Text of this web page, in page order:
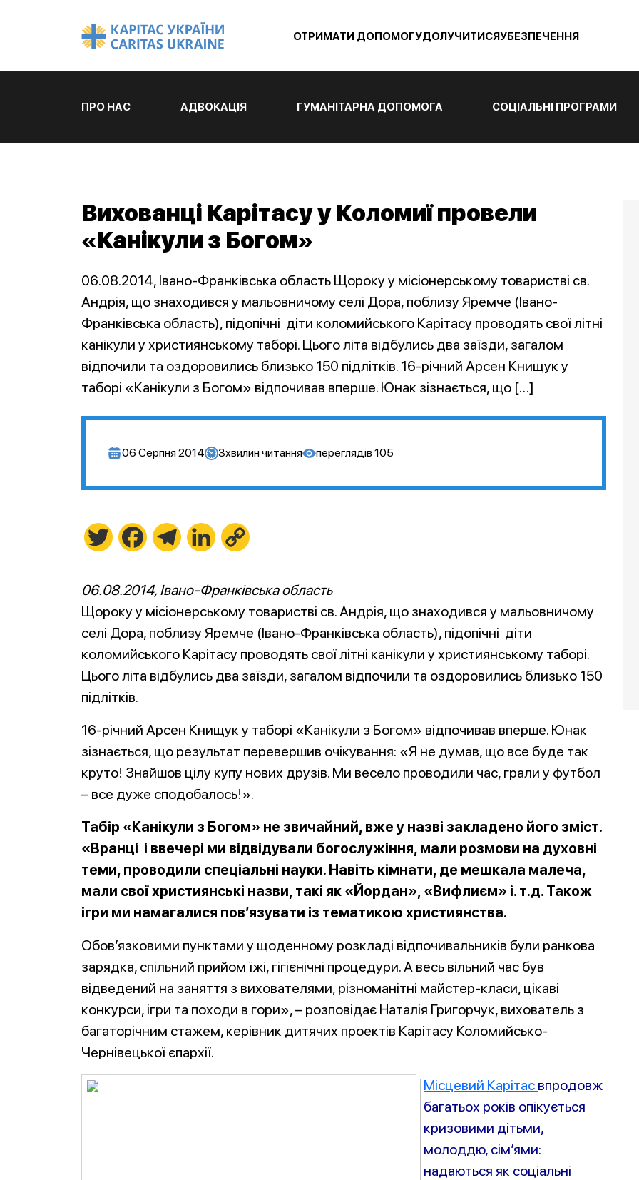
ОТРИМАТИ ДОПОМОГУДОЛУЧИТИСЯУБЕЗПЕЧЕННЯ
ПРО НАС АДВОКАЦІЯ ГУМАНІТАРНА ДОПОМОГА СОЦІАЛЬНІ ПРОГРАМИ
Вихованці Карітасу у Коломиї провели
«Канікули з Богом»
06.08.2014, Івано-Франківська область Щороку у місіонерському товаристві св.
Андрія, що знаходився у мальовничому селі Дора, поблизу Яремче (Івано-
Франківська область), підопічні діти коломийського Карітасу проводять свої літні
канікули у християнському таборі. Цього літа відбулись два заїзди, загалом
відпочили та оздоровились близько 150 підлітків. 16-річний Арсен Книщук у
таборі «Канікули з Богом» відпочивав вперше. Юнак зізнається, що […]
06 Серпня 2014 3хвилин читання переглядів 105
Twitter FacebookTelegramLinkedIn
06.08.2014, Івано-Франківська область
Щороку у місіонерському товаристві св. Андрія, що знаходився у мальовничому
селі Дора, поблизу Яремче (Івано-Франківська область), підопічні діти
коломийського Карітасу проводять свої літні канікули у християнському таборі.
Цього літа відбулись два заїзди, загалом відпочили та оздоровились близько 150
підлітків.
16-річний Арсен Книщук у таборі «Канікули з Богом» відпочивав вперше. Юнак
зізнається, що результат перевершив очікування: «Я не думав, що все буде так
круто! Знайшов цілу купу нових друзів. Ми весело проводили час, грали у футбол
– все дуже сподобалось!».
Табір «Канікули з Богом» не звичайний, вже у назві закладено його зміст.
«Вранці і ввечері ми відвідували богослужіння, мали розмови на духовні
теми, проводили спеціальні науки. Навіть кімнати, де мешкала малеча,
мали свої християнські назви, такі як «Йордан», «Вифлиєм» і. т.д. Також
ігри ми намагалися пов’язувати із тематикою християнства.
Обов’язковими пунктами у щоденному розкладі відпочивальників були ранкова
зарядка, спільний прийом їжі, гігієнічні процедури. А весь вільний час був
відведений на заняття з вихователями, різноманітні майстер-класи, цікаві
конкурси, ігри та походи в гори», – розповідає Наталія Григорчук, вихователь з
багаторічним стажем, керівник дитячих проектів Карітасу Коломийсько-
Чернівецької єпархії.
Місцевий Карітас впродовж
багатьох років опікується
кризовими дітьми,
молоддю, сім’ями:
надаються як соціальні